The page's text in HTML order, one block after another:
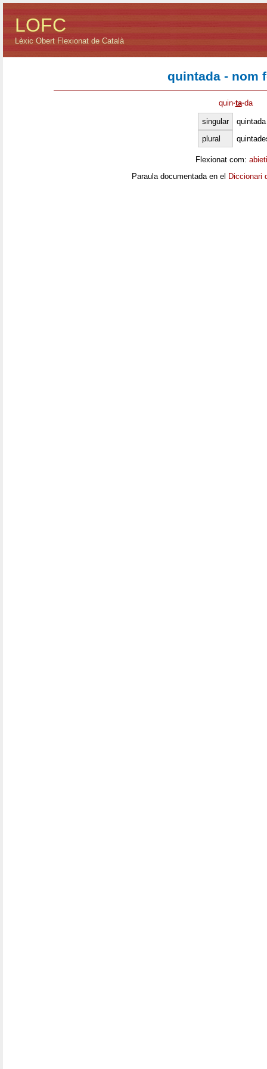
LOFC
Lèxic Obert Flexionat de Català
quintada - nom
quin·ta·da
singular
quintada
plural
Flexionat com:
Paraula documentada en el Diccionari